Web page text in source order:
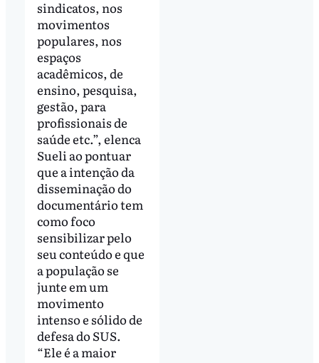
sindicatos, nos
movimentos
populares, nos
espaços
acadêmicos, de
ensino, pesquisa,
gestão, para
profissionais de
saúde etc.”, elenca
Sueli ao pontuar
que a intenção da
disseminação do
documentário tem
como foco
sensibilizar pelo
seu conteúdo e que
a população se
junte em um
movimento
intenso e sólido de
defesa do SUS.
“Ele é a maior